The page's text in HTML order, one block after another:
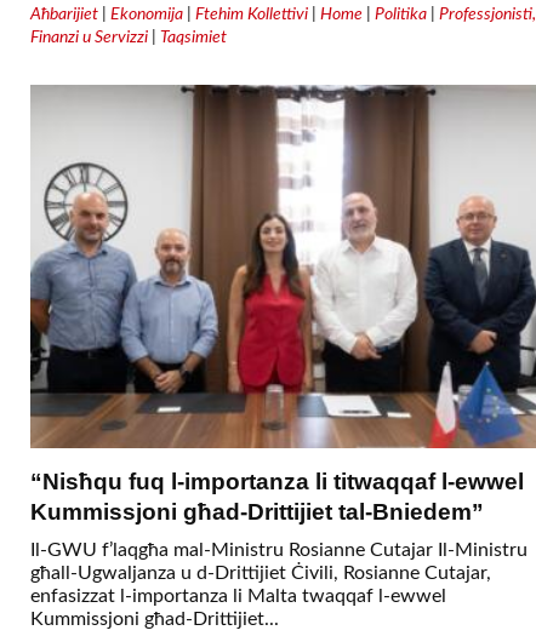
Aħbarijiet Ekonomija Ftehim Kollettivi Home Politika
Professjonisti,
Finanzi u Servizzi
Taqsimiet
“Nisħqu fuq l-importanza li titwaqqaf l-ewwel
Kummissjoni għad-Drittijiet tal-Bniedem”
Il-GWU f’laqgħa mal-Ministru Rosianne Cutajar Il-Ministru
għall-Ugwaljanza u d-Drittijiet Ċivili, Rosianne Cutajar,
enfasizzat l-importanza li Malta twaqqaf l-ewwel
Kummissjoni għad-Drittijiet...